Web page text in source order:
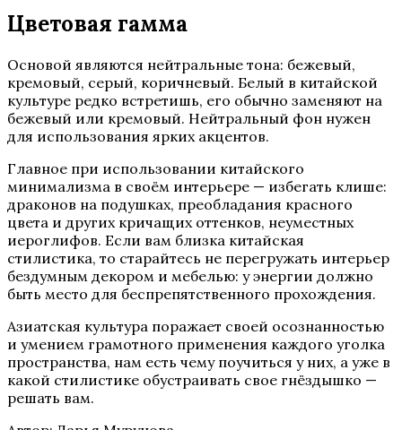
Цветовая гамма
Основой являются нейтральные тона: бежевый,
кремовый, серый, коричневый. Белый в китайской
культуре редко встретишь, его обычно заменяют на
бежевый или кремовый. Нейтральный фон нужен
для использования ярких акцентов.
Главное при использовании китайского
минимализма в своём интерьере — избегать клише:
драконов на подушках, преобладания красного
цвета и других кричащих оттенков, неуместных
иероглифов. Если вам близка китайская
стилистика, то старайтесь не перегружать интерьер
бездумным декором и мебелью: у энергии должно
быть место для беспрепятственного прохождения.
Азиатская культура поражает своей осознанностью
и умением грамотного применения каждого уголка
пространства, нам есть чему поучиться у них, а уже в
какой стилистике обустраивать свое гнёздышко —
решать вам.